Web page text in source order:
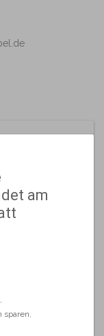
am
,
sparen,